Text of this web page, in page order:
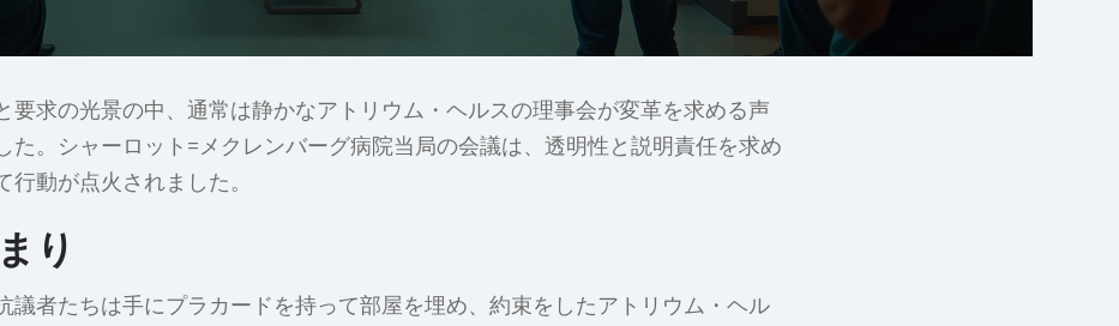
要求の光景の中、通常は静かなアトリウム・ヘルスの理事会が変革を求める声
た。シャーロット=メクレンバーグ病院当局の会議は、透明性と説明責任を求め
行動が点火されました。
り
議者たちは手にプラカードを持って部屋を埋め、約束をしたアトリウム・ヘル